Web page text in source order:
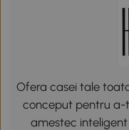
Ofera casei tale
conceput pentru a-
amestec